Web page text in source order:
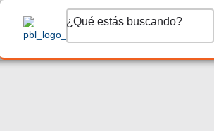
¿Qué estás buscando?